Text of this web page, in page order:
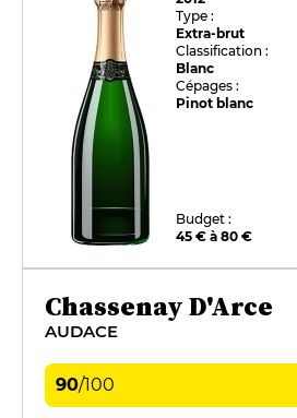
Type :
Extra-brut
Classification :
Blanc
Cépages :
Pinot blanc
Budget :
45 € à 80 €
Chassenay D'Arce
AUDACE
90/100